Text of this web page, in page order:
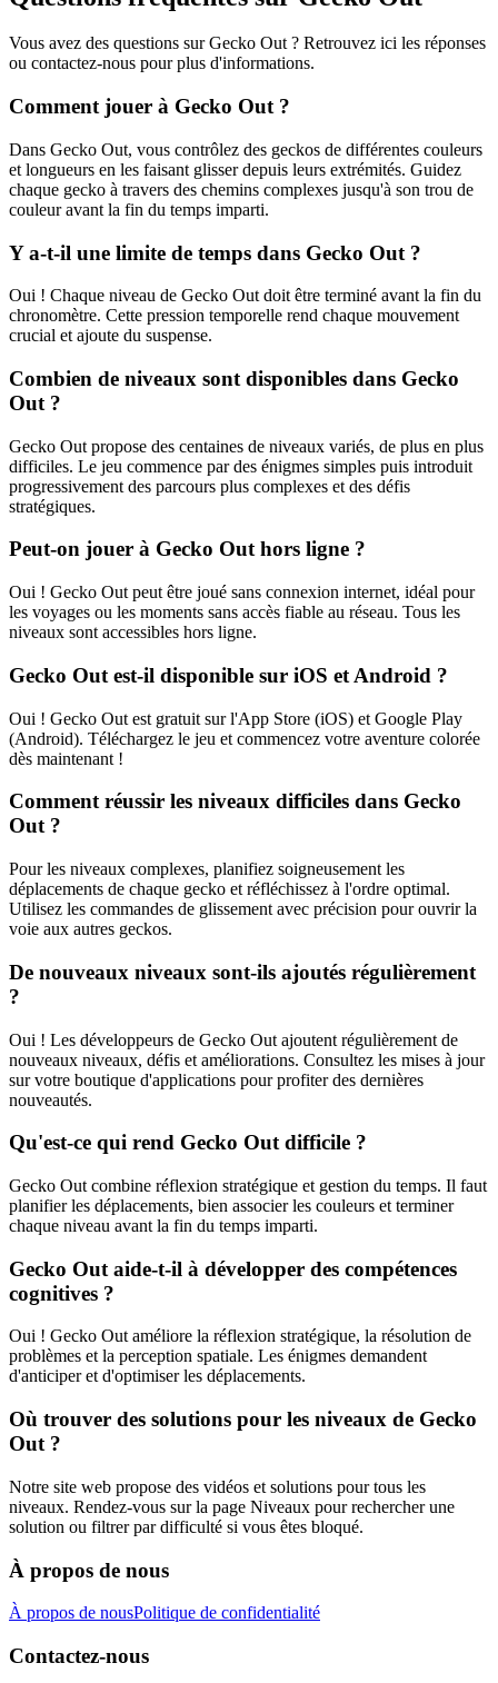
Vous avez des questions sur Gecko Out ? Retrouvez ici les réponses
ou contactez-nous pour plus d'informations.
Comment jouer à Gecko Out ?
Dans Gecko Out, vous contrôlez des geckos de différentes couleurs
et longueurs en les faisant glisser depuis leurs extrémités. Guidez
chaque gecko à travers des chemins complexes jusqu'à son trou de
couleur avant la fin du temps imparti.
Y a-t-il une limite de temps dans Gecko Out ?
Oui ! Chaque niveau de Gecko Out doit être terminé avant la fin du
chronomètre. Cette pression temporelle rend chaque mouvement
crucial et ajoute du suspense.
Combien de niveaux sont disponibles dans Gecko
Out ?
Gecko Out propose des centaines de niveaux variés, de plus en plus
difficiles. Le jeu commence par des énigmes simples puis introduit
progressivement des parcours plus complexes et des défis
stratégiques.
Peut-on jouer à Gecko Out hors ligne ?
Oui ! Gecko Out peut être joué sans connexion internet, idéal pour
les voyages ou les moments sans accès fiable au réseau. Tous les
niveaux sont accessibles hors ligne.
Gecko Out est-il disponible sur iOS et Android ?
Oui ! Gecko Out est gratuit sur l'App Store (iOS) et Google Play
(Android). Téléchargez le jeu et commencez votre aventure colorée
dès maintenant !
Comment réussir les niveaux difficiles dans Gecko
Out ?
Pour les niveaux complexes, planifiez soigneusement les
déplacements de chaque gecko et réfléchissez à l'ordre optimal.
Utilisez les commandes de glissement avec précision pour ouvrir la
voie aux autres geckos.
De nouveaux niveaux sont-ils ajoutés régulièrement
?
Oui ! Les développeurs de Gecko Out ajoutent régulièrement de
nouveaux niveaux, défis et améliorations. Consultez les mises à jour
sur votre boutique d'applications pour profiter des dernières
nouveautés.
Qu'est-ce qui rend Gecko Out difficile ?
Gecko Out combine réflexion stratégique et gestion du temps. Il faut
planifier les déplacements, bien associer les couleurs et terminer
chaque niveau avant la fin du temps imparti.
Gecko Out aide-t-il à développer des compétences
cognitives ?
Oui ! Gecko Out améliore la réflexion stratégique, la résolution de
problèmes et la perception spatiale. Les énigmes demandent
d'anticiper et d'optimiser les déplacements.
Où trouver des solutions pour les niveaux de Gecko
Out ?
Notre site web propose des vidéos et solutions pour tous les
niveaux. Rendez-vous sur la page Niveaux pour rechercher une
solution ou filtrer par difficulté si vous êtes bloqué.
À propos de nous
À propos de nousPolitique de confidentialité
Contactez-nous